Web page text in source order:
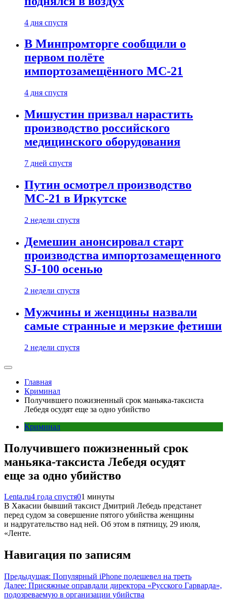
4 дня спустя
В Минпромторге сообщили о
первом полёте
импортозамещённого МС-21
4 дня спустя
Мишустин призвал нарастить
производство российского
медицинского оборудования
7 дней спустя
Путин осмотрел производство
МС-21 в Иркутске
2 недели спустя
Демешин анонсировал старт
производства импортозамещенного
SJ-100 осенью
2 недели спустя
Мужчины и женщины назвали
самые странные и мерзкие фетиши
2 недели спустя
Главная
Криминал
Получившего пожизненный срок маньяка-таксиста
Лебедя осудят еще за одно убийство
Криминал
Получившего пожизненный срок
маньяка-таксиста Лебедя осудят
еще за одно убийство
Lenta.ru4 года спустя01 минуты
В Хакасии бывший таксист Дмитрий Лебедь предстанет
перед судом за совершение пятого убийства женщины
и надругательство над ней. Об этом в пятницу, 29 июля,
«Ленте.
Навигация по записям
Предыдущая: Популярный iPhone подешевел на треть
Далее: Присяжные оправдали директора «Русского Гарварда»,
подозреваемую в организации убийства